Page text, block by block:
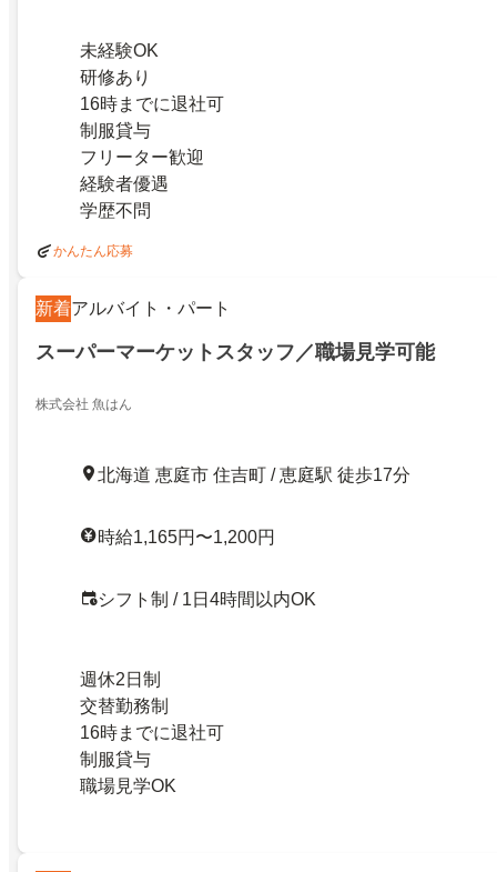
未経験OK
研修あり
16時までに退社可
制服貸与
フリーター歓迎
経験者優遇
学歴不問
かんたん応募
新着アルバイト・パート
スーパーマーケットスタッフ／職場見学可能
株式会社 魚はん
北海道 恵庭市 住吉町 / 恵庭駅 徒歩17分
時給1,165円〜1,200円
シフト制 / 1日4時間以内OK
週休2日制
交替勤務制
16時までに退社可
制服貸与
職場見学OK